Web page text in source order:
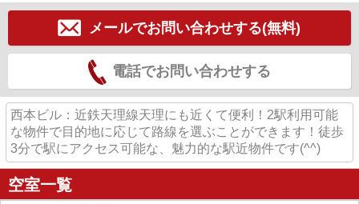
メールでお問い合わせする(無料)
電話でお問い合わせする
西本ビル：近鉄天理線天理にも近くて便利！2駅利用可能
な物件で目的地に応じて路線を選ぶことができます！徒歩
3分で駅にアクセス可能な、魅力的な駅近物件です(^^)
空室一覧